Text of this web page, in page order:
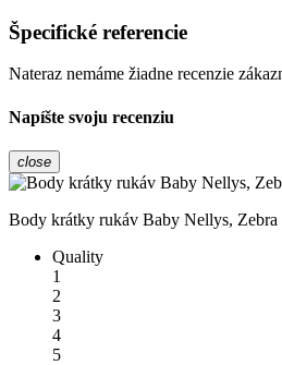
Špecifické referencie
Nateraz nemáme žiadne recenzie
Napíšte svoju recenziu
close
Body krátky rukáv Baby Nellys,
Quality
1
2
3
4
5